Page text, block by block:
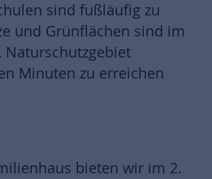
sind fußläufig zu
und Grünflächen sind im
Minuten zu erreichen
bieten wir im 2.